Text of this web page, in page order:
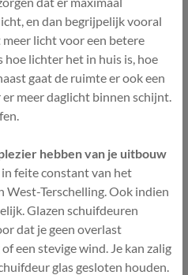
en dan begrijpelijk vooral
licht voor een betere
lichter het in huis is, hoe
gaat de ruimte er ook een
meer daglicht binnen schijnt.
hebben van je uitbouw
feite constant van het
Terschelling. Ook indien
Glazen schuifdeuren
dat je geen overlast
een stevige wind. Je kan zalig
glas gesloten houden.